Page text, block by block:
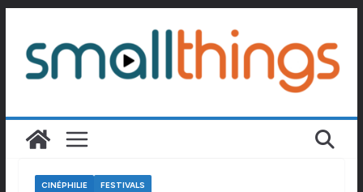
contenu
CINÉPHILIE FESTIVALS